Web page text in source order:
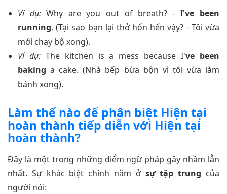
Ví dụ:Why are you out of breath? - I've been
running. (Tại sao bạn lại thở hổn hển vậy? - Tôi vừa
mới chạy bộ xong).
Ví dụ:The kitchen is a mess because I've been
baking a cake. (Nhà bếp bừa bộn vì tôi vừa làm
bánh xong).
Làm thế nào để phân biệt Hiện tại
hoàn thành tiếp diễn với Hiện tại
hoàn thành?
Đây là một trong những điểm ngữ pháp gây nhầm lẫn
nhất. Sự khác biệt chính nằm ở sự tập trung của
người nói: